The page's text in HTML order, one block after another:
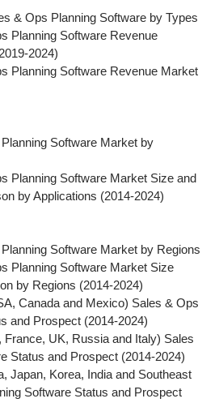
& Ops Planning Software by Types
Planning Software Revenue
2024)
Planning Software Revenue Market
Software Market by
Planning Software Market Size and
by Applications (2014-2024)
Software Market by Regions
Planning Software Market Size
by Regions (2014-2024)
Canada and Mexico) Sales & Ops
and Prospect (2014-2024)
France, UK, Russia and Italy) Sales
Status and Prospect (2014-2024)
Japan, Korea, India and Southeast
Software Status and Prospect